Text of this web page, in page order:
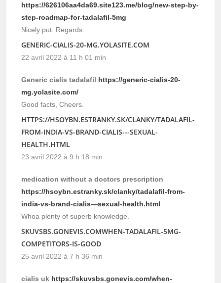
https://626106aa4da69.site123.me/blog/new-step-by-
step-roadmap-for-tadalafil-5mg
Nicely put. Regards.
GENERIC-CIALIS-20-MG.YOLASITE.COM
22 avril 2022 à 11 h 01 min
Generic cialis tadalafil https://generic-cialis-20-
mg.yolasite.com/
Good facts, Cheers.
HTTPS://HSOYBN.ESTRANKY.SK/CLANKY/TADALAFIL-
FROM-INDIA-VS-BRAND-CIALIS---SEXUAL-
HEALTH.HTML
23 avril 2022 à 9 h 18 min
medication without a doctors prescription
https://hsoybn.estranky.sk/clanky/tadalafil-from-
india-vs-brand-cialis—sexual-health.html
Whoa plenty of superb knowledge.
SKUVSBS.GONEVIS.COMWHEN-TADALAFIL-5MG-
COMPETITORS-IS-GOOD
25 avril 2022 à 7 h 36 min
cialis uk https://skuvsbs.gonevis.com/when-